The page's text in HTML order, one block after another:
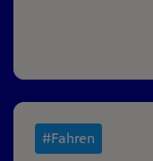
#Fahren